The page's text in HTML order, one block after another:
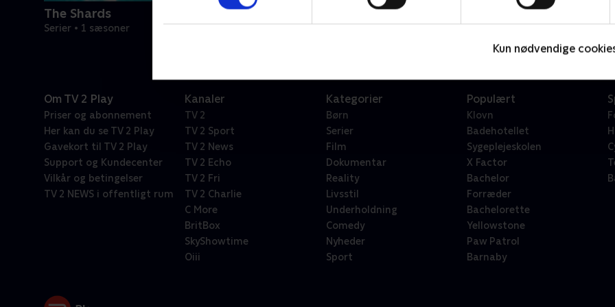
Kun nødvendige
The Shards
Serier • 1 sæsoner
Star Wars: Visions Presents - The Ninth Jedi
Om TV 2 Play
Priser og abonnement
Her kan du se TV 2 Play
Gavekort til TV 2 Play
Support og Kundecenter
Vilkår og betingelser
TV 2 NEWS i offentligt rum
Kanaler
TV 2
TV 2 Sport
TV 2 News
TV 2 Echo
TV 2 Fri
TV 2 Charlie
C More
BritBox
SkyShowtime
Oiii
Kategorier
Børn
Serier
Film
Dokumentar
Reality
Livsstil
Underholdning
Comedy
Nyheder
Sport
Populært
Klovn
Badehotellet
Sygeplejeskolen
X Factor
Bachelor
Forræder
Bachelorette
Yellowstone
Paw Patrol
Barnaby